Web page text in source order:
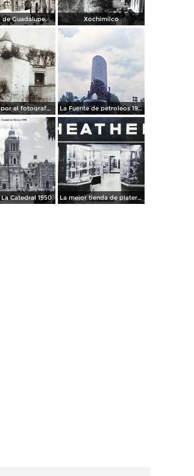
de Guadalupe. Xochimilco
Tlacopac por el fotografo Hugo Brehme. La Fuente de petroleos 1950.
Catedral 1950 La mejor tienda de plateria.